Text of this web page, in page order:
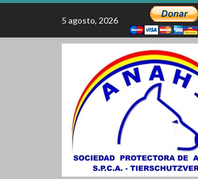
Skip
5 agosto, 2026